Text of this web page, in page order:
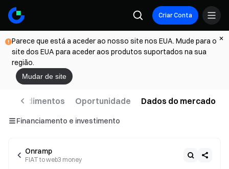
Criar Conta
Parece que está a aceder ao nosso site nos EUA. Mude para o
site dos EUA para aceder aos produtos suportados na sua
região.
Mudar de site
de rendimentos Oportunidade Dados do mercado
Financiamento e investimento
Onramp
FIAT to web3 money